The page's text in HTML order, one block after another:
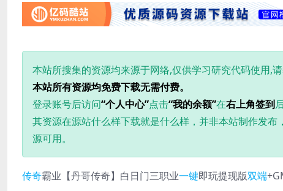
本站所搜集的资源均来源于网络,仅供学习研究代码使用,
本站所有资源均免费下载无需付费。
登录账号后访问“个人中心”点击“我的余额”在右上角签到
其资源在源站什么样下载就是什么样，并非本站制作发
源可用。
传奇霸业【丹哥传奇】白日门三职业一键即玩提现版双端